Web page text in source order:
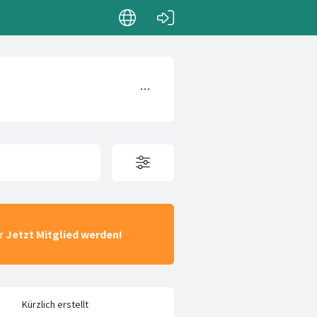
Jetzt Mitglied werden!
Kürzlich erstellt